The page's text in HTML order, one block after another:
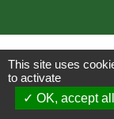
Plan du site|
Gestion
This site uses
to activate
OK, accept all